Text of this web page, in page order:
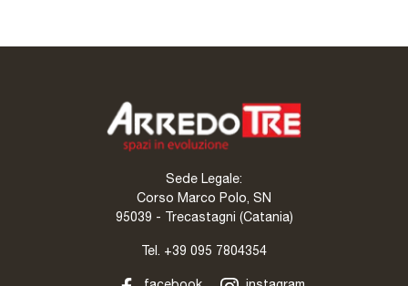
Sede Legale:
Corso Marco Polo, SN
95039 - Trecastagni (Catania)
Tel. +39 095 7804354